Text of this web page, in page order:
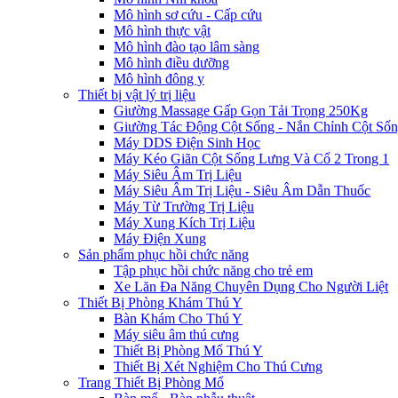
Mô hình sơ cứu - Cấp cứu
Mô hình thực vật
Mô hình đào tạo lâm sàng
Mô hình điều dưỡng
Mô hình đông y
Thiết bị vật lý trị liệu
Giường Massage Gấp Gọn Tải Trọng 250Kg
Giường Tác Động Cột Sống - Nắn Chỉnh Cột
Máy DDS Điện Sinh Học
Máy Kéo Giãn Cột Sống Lưng Và Cổ 2 Trong 1
Máy Siêu Âm Trị Liệu
Máy Siêu Âm Trị Liệu - Siêu Âm Dẫn Thuốc
Máy Từ Trường Trị Liệu
Máy Xung Kích Trị Liệu
Máy Điện Xung
Sản phẩm phục hồi chức năng
Tập phục hồi chức năng cho trẻ em
Xe Lăn Đa Năng Chuyên Dụng Cho Người Liệt
Thiết Bị Phòng Khám Thú Y
Bàn Khám Cho Thú Y
Máy siêu âm thú cưng
Thiết Bị Phòng Mổ Thú Y
Thiết Bị Xét Nghiệm Cho Thú Cưng
Trang Thiết Bị Phòng Mổ